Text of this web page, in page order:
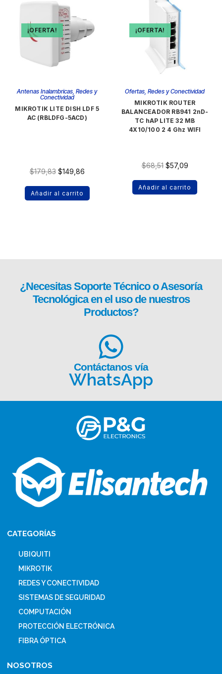
¡OFERTA!
Antenas Inalambricas ,Redes y
Conectividad
MIKROTIK LITE DISH LDF 5
AC (RBLDFG-5ACD)
$179,83 $149,86
Añadir al carrito
¡OFERTA!
Ofertas ,Redes y Conectividad
MIKROTIK ROUTER
BALANCEADOR RB941 2nD-
TC hAP LITE 32 MB
4X10/100 2 4 Ghz WIFI
$68,51 $57,09
Añadir al carrito
¿NecesitasSoporte Técnicoo Asesoría
Tecnológica en el uso de nuestros
Productos?
Contáctanos vía
WhatsApp
CATEGORÍAS
UBIQUITI
MIKROTIK
REDES Y CONECTIVIDAD
SISTEMAS DE SEGURIDAD
COMPUTACIÓN
PROTECCIÓN ELECTRÓNICA
FIBRA ÓPTICA
NOSOTROS